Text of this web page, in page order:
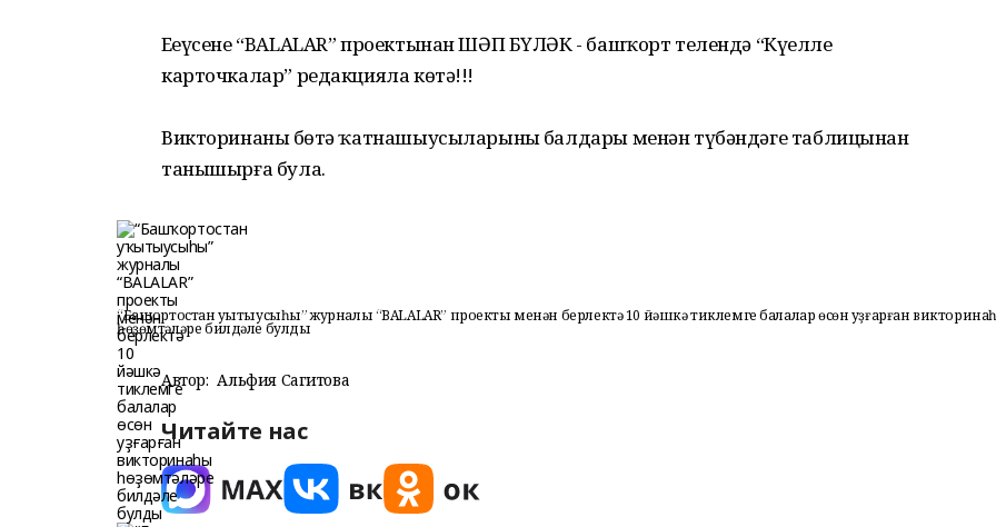
Еңеүсене “BALALAR” проектынан ШӘП БҮЛӘК - башҡорт телендә “Күңелле
карточкалар” редакцияла көтә!!!
Викторинаның бөтә ҡатнашыусыларының балдары менән түбәндәге таблицынан
танышырға була.
“Башҡортостан уҡытыусыһы” журналы “BALALAR” проекты менән берлектә 10 йәшкә тиклемге балалар өсөн уҙғарған
һөҙөмтәләре билдәле булды
Автор: Альфия Сагитова
Читайте нас